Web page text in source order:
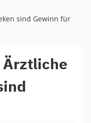
sind Gewinn für
Ärztliche